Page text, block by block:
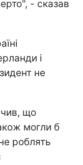
- сказав
і
не
що
могли б
роблять